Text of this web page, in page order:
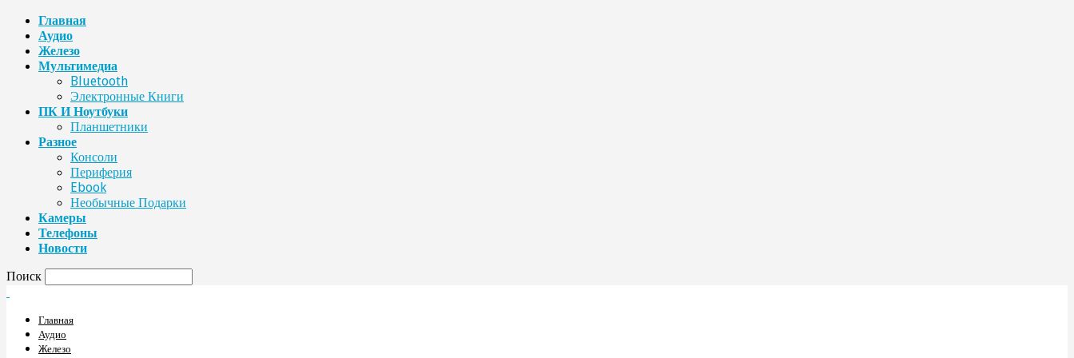
Главная
Аудио
Железо
Мультимедиа
Bluetooth
Электронные Книги
ПК И Ноутбуки
Планшетники
Разное
Консоли
Периферия
Ebook
Необычные Подарки
Камеры
Телефоны
Новости
Поиск
Главная
Аудио
Железо